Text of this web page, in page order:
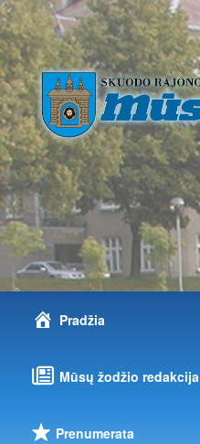
Pradžia
Mūsų žodžio redakcija
Prenumerata